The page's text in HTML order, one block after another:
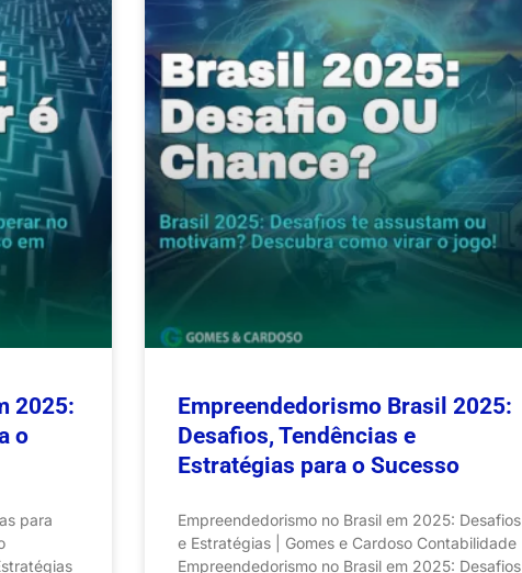
2025:
o
para
Empreendedorismo Brasil 2025:
Desafios, Tendências e
Estratégias para o Sucesso
Empreendedorismo no Brasil em 2025: Desafios
e Estratégias | Gomes e Cardoso Contabilidade
Empreendedorismo no Brasil em 2025: Desafios